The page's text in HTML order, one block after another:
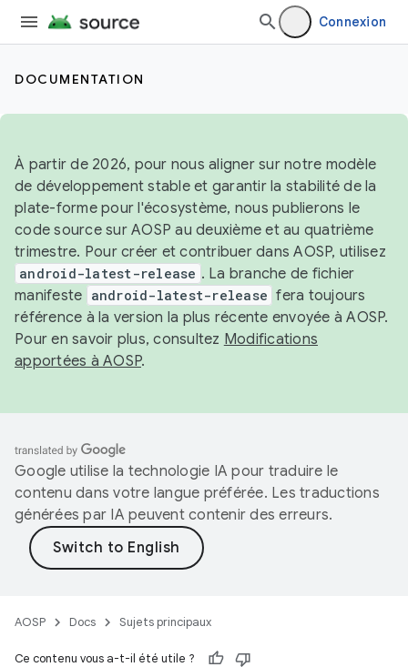
Connexion
DOCUMENTATION
À partir de 2026, pour nous aligner sur notre modèle
de développement stable et garantir la stabilité de la
plate-forme pour l'écosystème, nous publierons le
code source sur AOSP au deuxième et au quatrième
trimestre. Pour créer et contribuer dans AOSP, utilisez
android-latest-release . La branche de fichier
manifeste android-latest-release fera toujours
référence à la version la plus récente envoyée à AOSP.
Pour en savoir plus, consultez Modifications
apportées à AOSP.
Google utilise la technologie IA pour traduire le
contenu dans votre langue préférée. Les traductions
générées par IA peuvent contenir des erreurs.
AOSP Docs Sujets principaux
Ce contenu vous a-t-il été utile ?